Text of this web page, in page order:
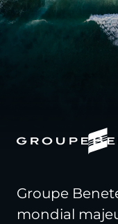
Groupe
mondial